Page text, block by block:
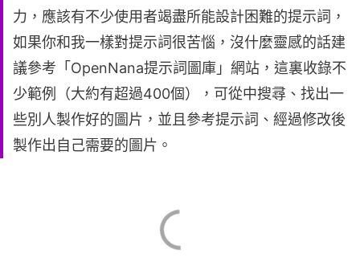
力，應該有不少使用者竭盡所能設計困難的提示詞，
如果你和我一樣對提示詞很苦惱，沒什麼靈感的話建
議參考「OpenNana提示詞圖庫」網站，這裏收錄不
少範例（大約有超過400個），可從中搜尋、找出一
些別人製作好的圖片，並且參考提示詞、經過修改後
製作出自己需要的圖片。